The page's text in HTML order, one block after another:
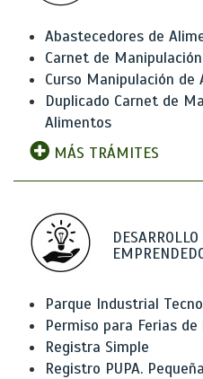
Abastecedores de
Carnet de
Curso Manipulación de
Duplicado Carnet de
Alimentos
MÁS TRÁMITES
Parque Industrial
Permiso para Ferias de
Registra Simple
Registro PUPA.